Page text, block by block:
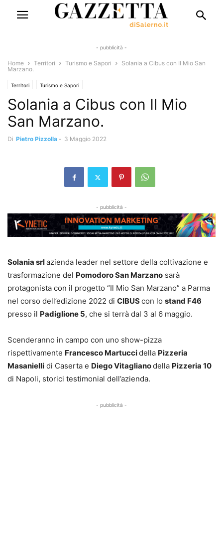
- pubblicità -
Home Territori Turismo e Sapori
Solania a Cibus con Il Mio San
Marzano.
Territori Turismo e Sapori
Solania a Cibus con Il Mio
San Marzano.
Di Pietro Pizzolla - 3 Maggio 2022
- pubblicità -
Solania srlazienda leader nel settore della coltivazione e
trasformazione del Pomodoro San Marzano sarà
protagonista con il progetto “Il Mio San Marzano” a Parma
nel corso dell’edizione 2022 di CIBUScon lo stand F46
presso il Padiglione 5, che si terrà dal 3 al 6 maggio.
Scenderanno in campo con uno show-pizza
rispettivamente Francesco Martuccidella Pizzeria
Masanielli di Caserta e Diego Vitaglianodella Pizzeria 10
di Napoli, storici testimonial dell’azienda.
- pubblicità -